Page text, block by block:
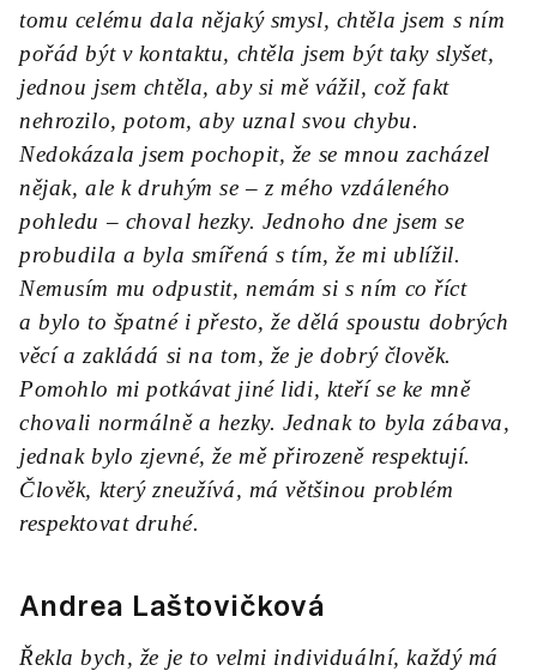
tomu celému dala nějaký smysl, chtěla jsem s ním
pořád být v kontaktu, chtěla jsem být taky slyšet,
jednou jsem chtěla, aby si mě vážil, což fakt
nehrozilo, potom, aby uznal svou chybu.
Nedokázala jsem pochopit, že se mnou zacházel
nějak, ale k druhým se – z mého vzdáleného
pohledu – choval hezky. Jednoho dne jsem se
probudila a byla smířená s tím, že mi ublížil.
Nemusím mu odpustit, nemám si s ním co říct
a bylo to špatné i přesto, že dělá spoustu dobrých
věcí a zakládá si na tom, že je dobrý člověk.
Pomohlo mi potkávat jiné lidi, kteří se ke mně
chovali normálně a hezky. Jednak to byla zábava,
jednak bylo zjevné, že mě přirozeně respektují.
Člověk, který zneužívá, má většinou problém
respektovat druhé.
Andrea Laštovičková
Řekla bych, že je to velmi individuální, každý má